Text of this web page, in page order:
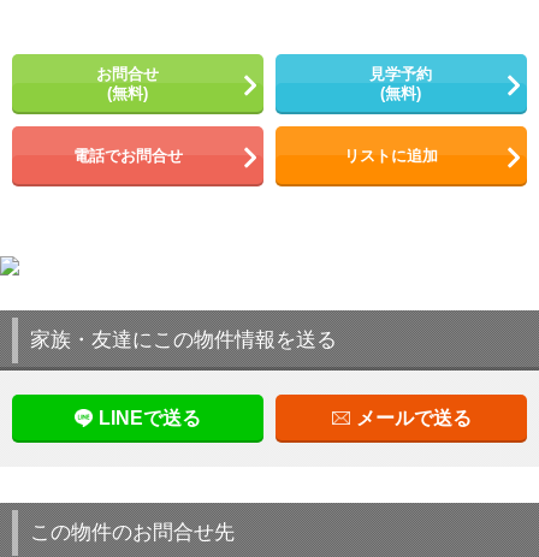
お問合せ
(無料)
見学予約
(無料)
電話でお問合せ リストに追加
家族・友達にこの物件情報を送る
LINEで送る メールで送る
この物件のお問合せ先